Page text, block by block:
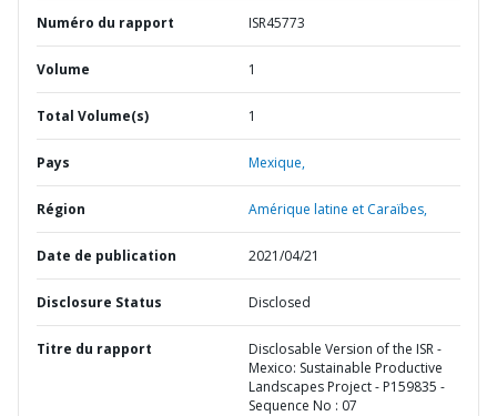
Numéro du rapport ISR45773
Volume 1
Total Volume(s) 1
Pays Mexique,
Région Amérique latine et Caraïbes,
Date de publication 2021/04/21
Disclosure Status Disclosed
Titre du rapport
Disclosable Version of the ISR -
Mexico: Sustainable Productive
Landscapes Project - P159835 -
Sequence No : 07